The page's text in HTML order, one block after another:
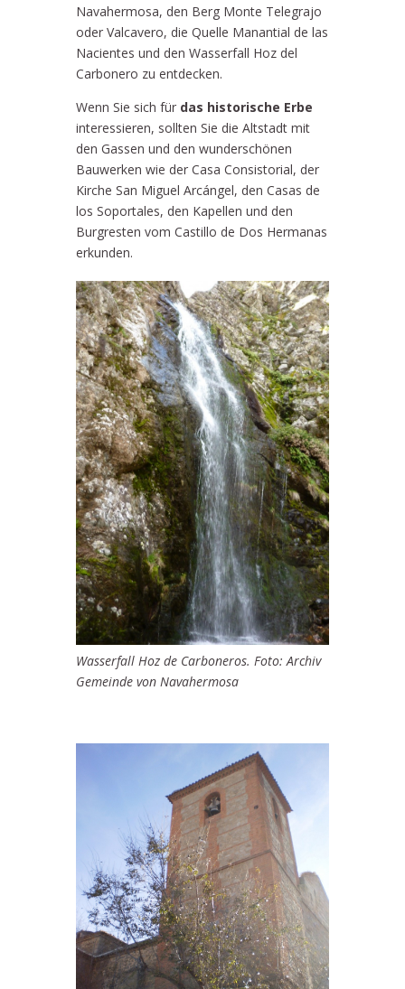
Navahermosa, den Berg Monte Telegrajo
oder Valcavero, die Quelle Manantial de las
Nacientes und den Wasserfall Hoz del
Carbonero zu entdecken.
Wenn Sie sich für das historische Erbe
interessieren, sollten Sie die Altstadt mit
den Gassen und den wunderschönen
Bauwerken wie der Casa Consistorial, der
Kirche San Miguel Arcángel, den Casas de
los Soportales, den Kapellen und den
Burgresten vom Castillo de Dos Hermanas
erkunden.
Wasserfall Hoz de Carboneros. Foto: Archiv
Gemeinde von Navahermosa